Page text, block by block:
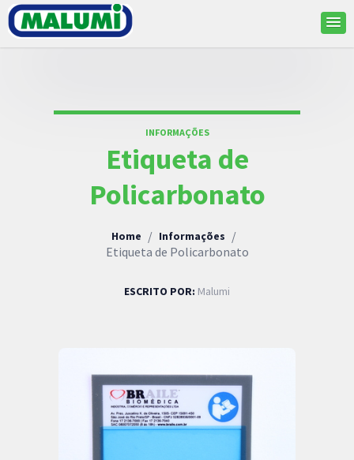
INFORMAÇÕES
Etiqueta de
Policarbonato
Home / Informações /
Etiqueta de Policarbonato
ESCRITO POR: Malumi